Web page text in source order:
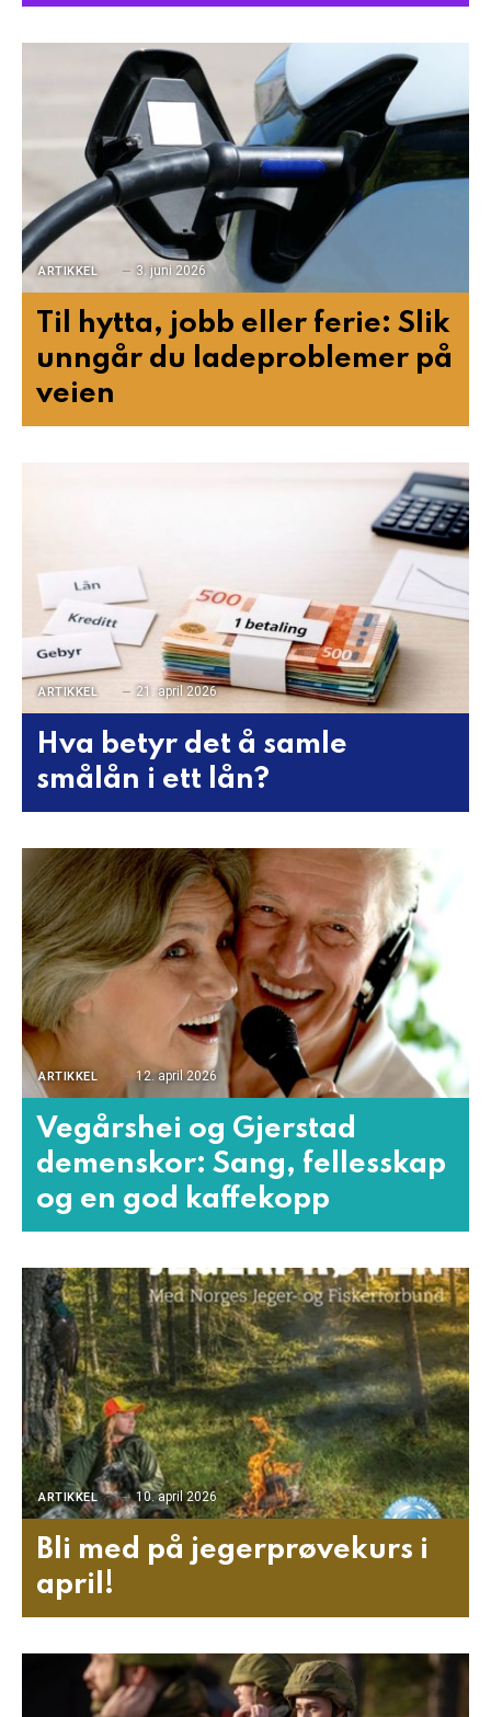
ARTIKKEL 3. juni 2026
Til hytta, jobb eller ferie: Slik
unngår du ladeproblemer på
veien
ARTIKKEL 21. april 2026
Hva betyr det å samle
smålån i ett lån?
ARTIKKEL 12. april 2026
Vegårshei og Gjerstad
demenskor: Sang, fellesskap
og en god kaffekopp
ARTIKKEL 10. april 2026
Bli med på jegerprøvekurs i
april!